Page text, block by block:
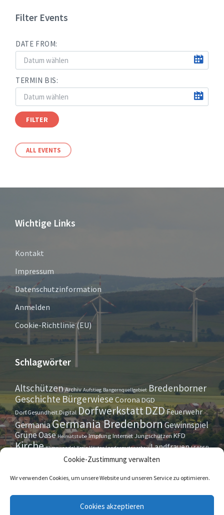
Cookie-Zustimmung verwalten
Wir verwenden Cookies, um unsere Website und unseren Service zu optimieren.
Cookies akzeptieren
Filter Events
DATE FROM:
TERMIN BIS:
FILTER
ALL EVENTS
Wichtige Links
Kontakt
Impressum
Datenschutzinformation
Anmelden
Cookie-Richtlinie (EU)
Schlagwörter
AltschützenArchiv Aufstieg Bangernquellgebiet Bredenborner
Geschichte Bürgerwiese CoronaDGD
Dorf.Gesundheit.Digital DorfwerkstattDZDFeuerwehr
GermaniaGermania BredenbornGewinnspiel
Grüne Oase Heimatstube ImpfungInternetJungschützenKFD
Kirche Klimawandel Kreis Höxter Landesgartenschau Landfrauen LEADER
Maurer- u. HandwerkervereinOktoberfest
Straßensperrung Tennis Theatergruppe Tipps & Tricks
www.marienmünster.de